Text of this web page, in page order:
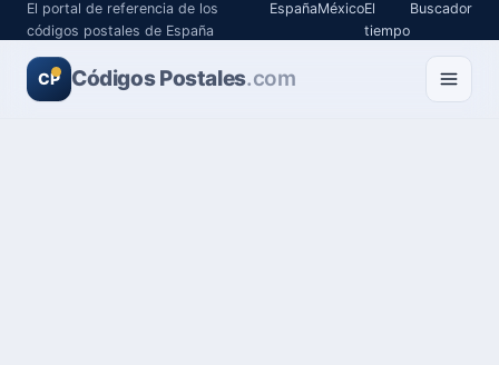
El portal de referencia de los
códigos postales de España
EspañaMéxicoEl
tiempo
Buscador
CP Códigos Postales.com